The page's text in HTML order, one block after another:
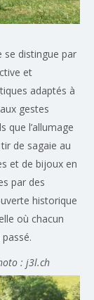
se distingue par
et
adaptés à
gestes
que l’allumage
de sagaie au
et de bijoux en
par des
historique
où chacun
: j3l.ch